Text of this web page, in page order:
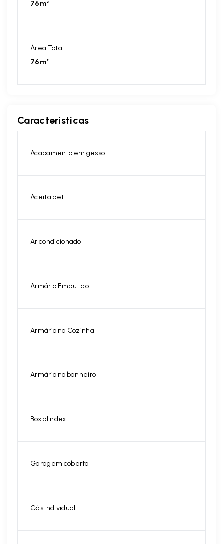
76m²
Área Total:
76m²
Características
Acabamento em gesso
Aceita pet
Ar condicionado
Armário Embutido
Armário na Cozinha
Armário no banheiro
Box blindex
Garagem coberta
Gás individual